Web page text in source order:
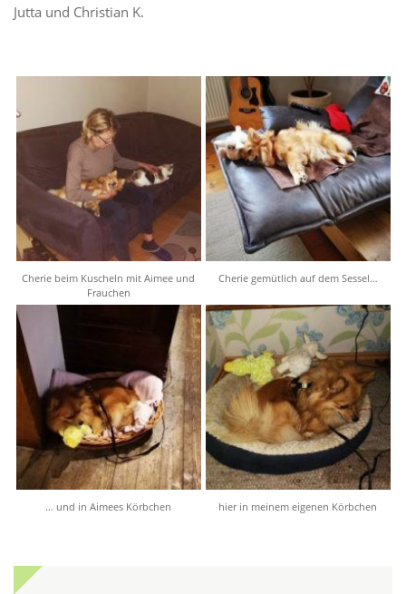
Jutta und Christian K.
Cherie beim Kuscheln mit Aimee und
Frauchen
Cherie gemütlich auf dem Sessel…
… und in Aimees Körbchen hier in meinem eigenen Körbchen